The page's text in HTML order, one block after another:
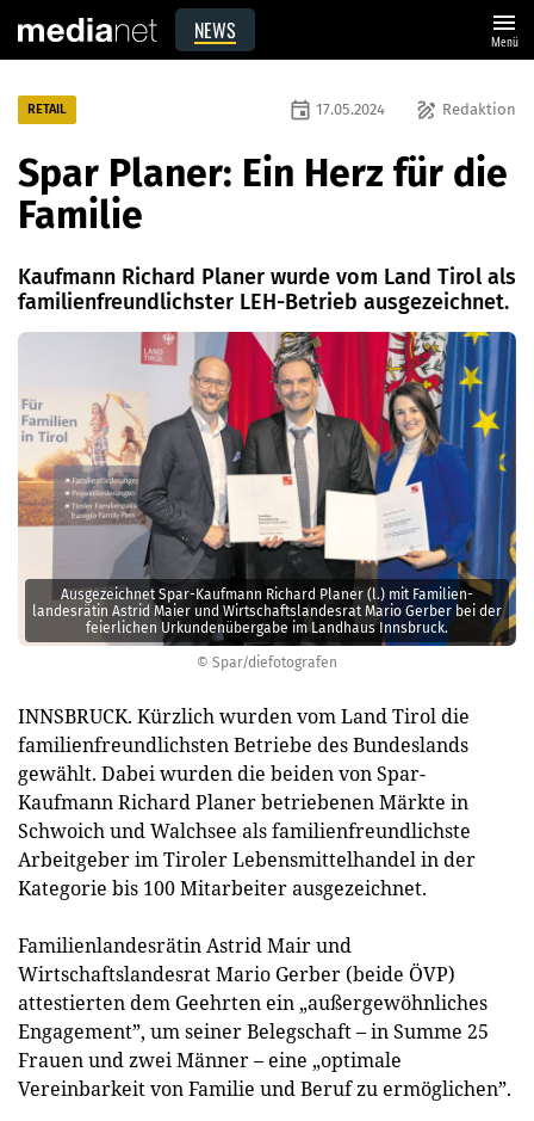
NEWS menu
Menü
© Spar/diefotografen
Ausgezeichnet Spar-Kaufmann Richard Planer (l.) mit Familien­
landesrätin Astrid Maier und Wirtschafts­landes­rat Mario Gerber bei der
feierlichen Urkundenüber­gabe im Landhaus Innsbruck.
RETAIL draw Redaktion
event 17.05.2024
Spar Planer: Ein Herz für die
Familie
Kaufmann Richard Planer wurde vom Land Tirol als
familienfreundlichster LEH-Betrieb ausgezeichnet.
INNSBRUCK. Kürzlich wurden vom Land Tirol die
familienfreundlichsten Betriebe des Bundeslands
gewählt. Dabei wurden die beiden von Spar-
Kaufmann Richard Planer betriebenen Märkte in
Schwoich und Walchsee als familienfreundlichste
Arbeitgeber im Tiroler Lebensmittelhandel in der
Kategorie bis 100 Mitarbeiter ausgezeichnet.
Familienlandesrätin Astrid Mair und
Wirtschaftslandesrat Mario Gerber (beide ÖVP)
attestierten dem Geehrten ein „außergewöhnliches
Engagement”, um seiner Belegschaft – in Summe 25
Frauen und zwei Männer – eine „optimale
Vereinbarkeit von Familie und Beruf zu ermöglichen”.